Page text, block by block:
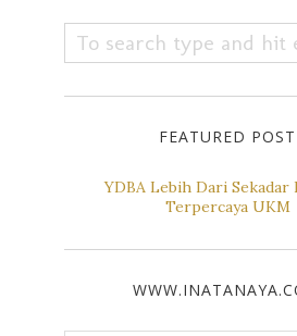
FEATURED POST
YDBA Lebih Dari Sekadar
Terpercaya UKM